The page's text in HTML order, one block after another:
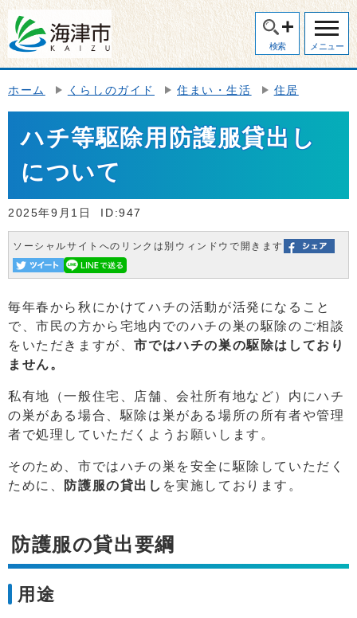
検索 メニュー
ホーム くらしのガイド 住まい・生活 住居
ハチ等駆除用防護服貸出し
について
2025年9月1日 ID:947
ソーシャルサイトへのリンクは別ウィンドウで開きます
毎年春から秋にかけてハチの活動が活発になること
で、市民の方から宅地内でのハチの巣の駆除のご相談
をいただきますが、市ではハチの巣の駆除はしており
ません。
私有地（一般住宅、店舗、会社所有地など）内にハチ
の巣がある場合、駆除は巣がある場所の所有者や管理
者で処理していただくようお願いします。
そのため、市ではハチの巣を安全に駆除していただく
ために、
防護服の貸出し を実施しております。
防護服の貸出要綱
用途